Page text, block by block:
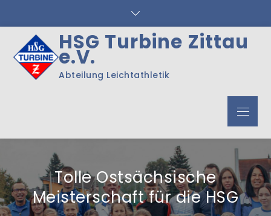
content
HSG Turbine Zittau
e.V.
Abteilung Leichtathletik
Menu
Tolle Ostsächsische
Meisterschaft für die HSG